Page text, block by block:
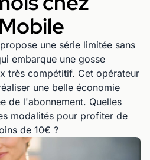
une série limitée sans
embarque une gosse
très compétitif. Cet opérateur
une belle économie
de l'abonnement. Quelles
modalités pour profiter de
de 10€ ?